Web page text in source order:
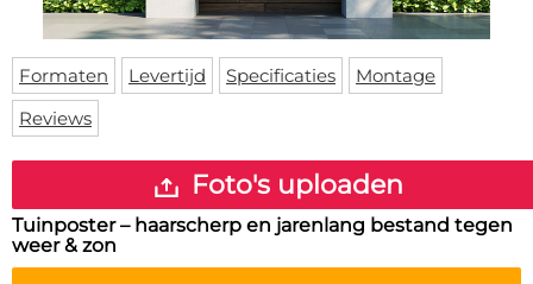
Deurmat
Vloermat
Skateboard deck
Over ons
Levertijden
Inloggen
WhatsApp
Formaten Levertijd Specificaties
Montage
Reviews
Foto's uploaden
Tuinposter – haarscherp en jarenlang bestand tegen
weer & zon